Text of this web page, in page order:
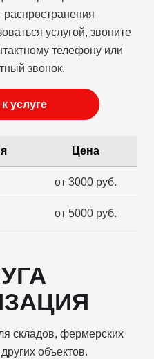
услугой, звоните
телефону или
звонок.
услуге
Цена
от 3000 руб.
от 5000 руб.
складов, фермерских
объектов.